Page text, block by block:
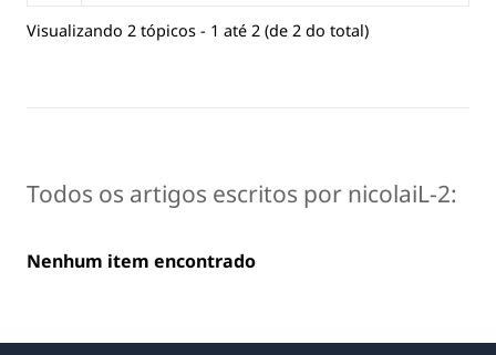
Visualizando 2 tópicos - 1 até 2 (de 2 do total)
Todos os artigos escritos por nicolaiL-2:
Nenhum item encontrado